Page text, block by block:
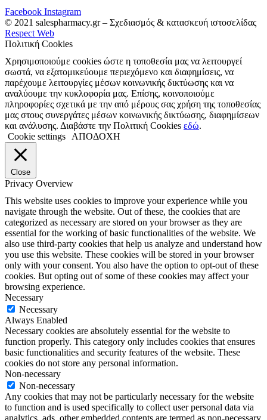
Facebook Instagram
© 2021 salespharmacy.gr – Σχεδιασμός & κατασκευή ιστοσελίδας
Respect Web
Πολιτική Cookies
Χρησιμοποιούμε cookies ώστε η τοποθεσία μας να λειτουργεί
σωστά, να εξατομικεύουμε περιεχόμενο και διαφημίσεις, να
παρέχουμε λειτουργίες μέσων κοινωνικής δικτύωσης και να
αναλύουμε την κυκλοφορία μας. Επίσης, κοινοποιούμε
πληροφορίες σχετικά με την από μέρους σας χρήση της τοποθεσίας
μας στους συνεργάτες μέσων κοινωνικής δικτύωσης, διαφημίσεων
και ανάλυσης. Διαβάστε την Πολιτική Cookies εδώ.
Cookie settings
ΑΠΟΔΟΧΗ
Close
Privacy Overview
This website uses cookies to improve your experience while you
navigate through the website. Out of these, the cookies that are
categorized as necessary are stored on your browser as they are
essential for the working of basic functionalities of the website. We
also use third-party cookies that help us analyze and understand how
you use this website. These cookies will be stored in your browser
only with your consent. You also have the option to opt-out of these
cookies. But opting out of some of these cookies may affect your
browsing experience.
Necessary
Necessary
Always Enabled
Necessary cookies are absolutely essential for the website to
function properly. This category only includes cookies that ensures
basic functionalities and security features of the website. These
cookies do not store any personal information.
Non-necessary
Non-necessary
Any cookies that may not be particularly necessary for the website
to function and is used specifically to collect user personal data via